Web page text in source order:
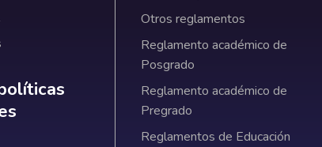
políticas institucionales
Otros reglamentos
Reglamento académico de
Posgrado
Reglamento académico de
Pregrado
Reglamentos de Educación